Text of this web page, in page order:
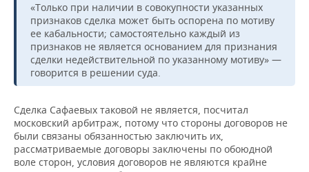
«Только при наличии в совокупности указанных
признаков сделка может быть оспорена по мотиву
ее кабальности; самостоятельно каждый из
признаков не является основанием для признания
сделки недействительной по указанному мотиву» —
говорится в решении суда.
Сделка Сафаевых таковой не является, посчитал
московский арбитраж, потому что стороны договоров не
были связаны обязанностью заключить их,
рассматриваемые договоры заключены по обоюдной
воле сторон, условия договоров не являются крайне